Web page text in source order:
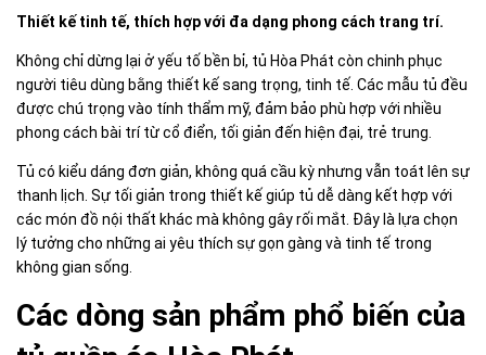
Thiết kế tinh tế, thích hợp với đa dạng phong cách trang trí.
Không chỉ dừng lại ở yếu tố bền bỉ, tủ Hòa Phát còn chinh phục
người tiêu dùng bằng thiết kế sang trọng, tinh tế. Các mẫu tủ đều
được chú trọng vào tính thẩm mỹ, đảm bảo phù hợp với nhiều
phong cách bài trí từ cổ điển, tối giản đến hiện đại, trẻ trung.
Tủ có kiểu dáng đơn giản, không quá cầu kỳ nhưng vẫn toát lên sự
thanh lịch. Sự tối giản trong thiết kế giúp tủ dễ dàng kết hợp với
các món đồ nội thất khác mà không gây rối mắt. Đây là lựa chọn
lý tưởng cho những ai yêu thích sự gọn gàng và tinh tế trong
không gian sống.
Các dòng sản phẩm phổ biến của